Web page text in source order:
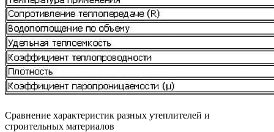
Сравнение характеристик разных утеплителей и
строительных материалов